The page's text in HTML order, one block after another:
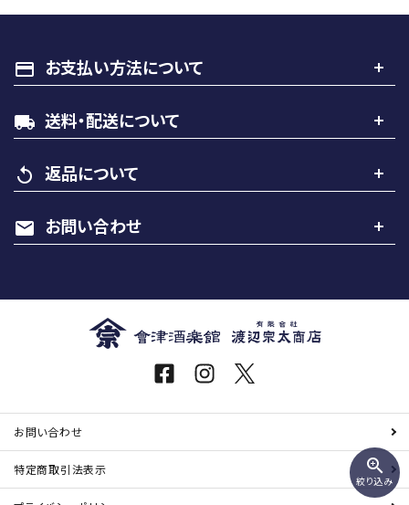
zoom_in
絞り込み
カテゴリー
payment お支払い方法について
local_shipping 送料・配送について
replay 返品について
mail お問い合わせ
お問い合わせ
特定商取引法表示